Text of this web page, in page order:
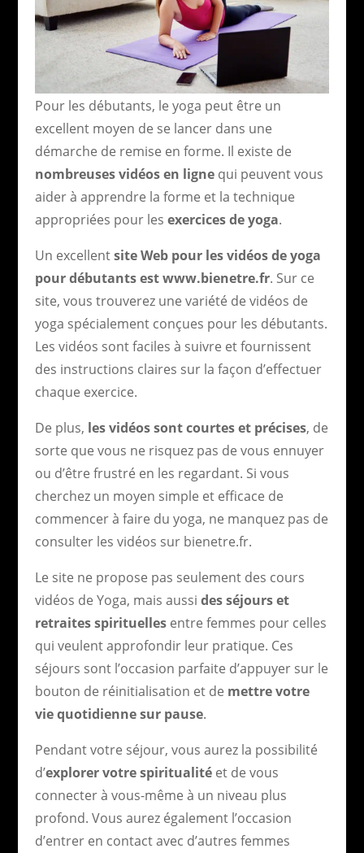
Pour les débutants, le yoga peut être un
excellent moyen de se lancer dans une
démarche de remise en forme. Il existe de
nombreuses vidéos en lignequi peuvent vous
aider à apprendre la forme et la technique
appropriées pour les exercices de yoga.
Un excellentsite Web pour les vidéos de yoga
pour débutants est www.bienetre.fr. Sur ce
site, vous trouverez une variété de vidéos de
yoga spécialement conçues pour les débutants.
Les vidéos sont faciles à suivre et fournissent
des instructions claires sur la façon d’effectuer
chaque exercice.
De plus, les vidéos sont courtes et précises, de
sorte que vous ne risquez pas de vous ennuyer
ou d’être frustré en les regardant. Si vous
cherchez un moyen simple et efficace de
commencer à faire du yoga, ne manquez pas de
consulter les vidéos sur bienetre.fr.
Le site ne propose pas seulement des cours
vidéos de Yoga, mais aussi des séjours et
retraites spirituellesentre femmes pour celles
qui veulent approfondir leur pratique. Ces
séjours sont l’occasion parfaite d’appuyer sur le
bouton de réinitialisation et de mettre votre
vie quotidienne sur pause.
Pendant votre séjour, vous aurez la possibilité
d’explorer votre spiritualitéet de vous
connecter à vous-même à un niveau plus
profond. Vous aurez également l’occasion
d’entrer en contact avec d’autres femmes